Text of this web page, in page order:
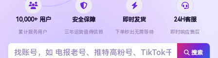
10,000+ 用户
累计服务用户
安全保障
三年运营值得信赖
即时发货
下单秒出无需等待
24H客服
即时响应售后
搜索